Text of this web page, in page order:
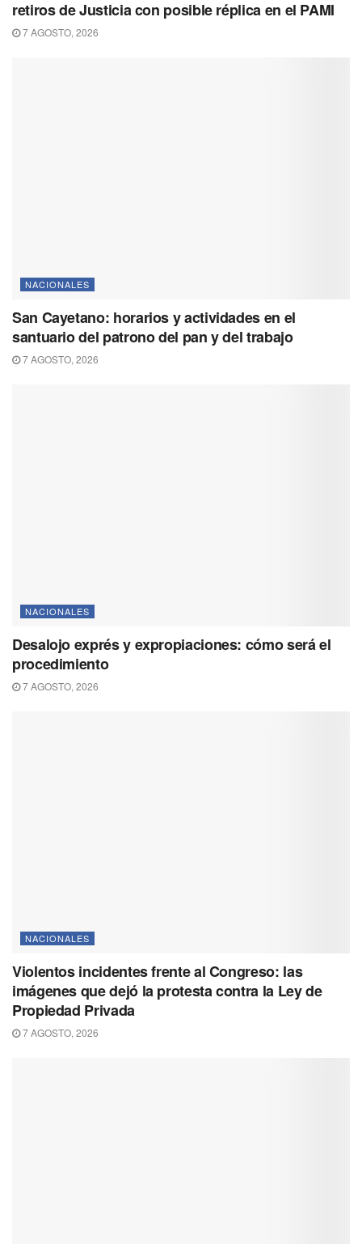
retiros de Justicia con posible réplica en el PAMI
7 AGOSTO, 2026
NACIONALES
San Cayetano: horarios y actividades en el
santuario del patrono del pan y del trabajo
7 AGOSTO, 2026
NACIONALES
Desalojo exprés y expropiaciones: cómo será el
procedimiento
7 AGOSTO, 2026
NACIONALES
Violentos incidentes frente al Congreso: las
imágenes que dejó la protesta contra la Ley de
Propiedad Privada
7 AGOSTO, 2026